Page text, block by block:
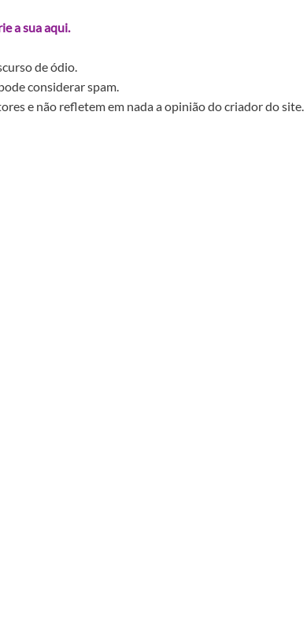
a sua aqui.
de ódio.
considerar spam.
e não refletem em nada a opinião do criador do site.